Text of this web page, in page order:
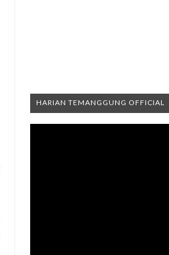
HARIAN TEMANGGUNG OFFICIAL